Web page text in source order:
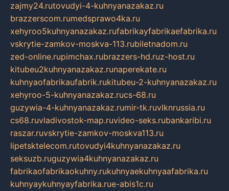
zajmy24.rutovudyi-4-kuhnyanazakaz.ru
brazzerscom.rumedsprawo4ka.ru
xehyroo5kuhnyanazakaz.rufabrikayfabrikaefabrika.ru
vskrytie-zamkov-moskva-113.rubiletnadom.ru
zed-online.rupimchax.rubrazzers-hd.ruz-host.ru
kitubeu2kuhnyanazakaz.runaperekate.ru
kuhnyaofabrikaufabrik.rukitubeu-2-kuhnyanazakaz.ru
xehyroo-5-kuhnyanazakaz.rucs-68.ru
guzywia-4-kuhnyanazakaz.rumir-tk.ruvlknrussia.ru
cs68.ruvladivostok-map.ruvideo-seks.rubankaribi.ru
raszar.ruvskrytie-zamkov-moskva113.ru
lipetsktelecom.rutovudyi4kuhnyanazakaz.ru
seksuzb.ruguzywia4kuhnyanazakaz.ru
fabrikaofabrikaokuhny.rukuhnyaekuhnyaafabrika.ru
kuhnyaykuhnyayfabrika.rue-abis1c.ru